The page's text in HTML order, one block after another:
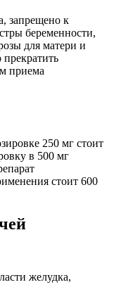
запрещено к
беременности,
для матери и
приема
250 мг стоит
в 500 мг
стоит 600
желудка,